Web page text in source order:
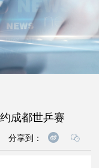
成都世乒赛
分享到：